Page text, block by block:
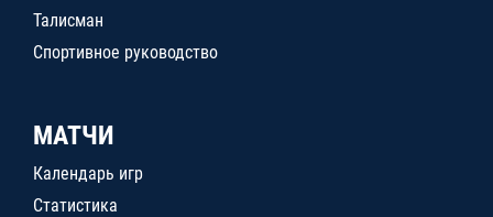
Талисман
Спортивное руководство
МАТЧИ
Календарь игр
Статистика